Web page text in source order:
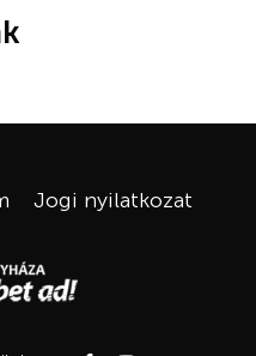
Jogi nyilatkozat